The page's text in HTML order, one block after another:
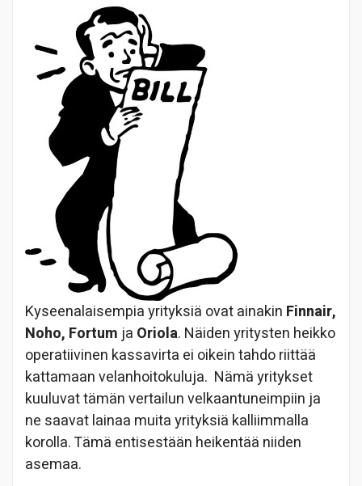
Kyseenalaisempia yrityksiä ovat ainakin Finnair,
Noho, Fortum ja Oriola. Näiden yritysten heikko
operatiivinen kassavirta ei oikein tahdo riittää
kattamaan velanhoitokuluja. Nämä yritykset
kuuluvat tämän vertailun velkaantuneimpiin ja
ne saavat lainaa muita yrityksiä kalliimmalla
korolla. Tämä entisestään heikentää niiden
asemaa.